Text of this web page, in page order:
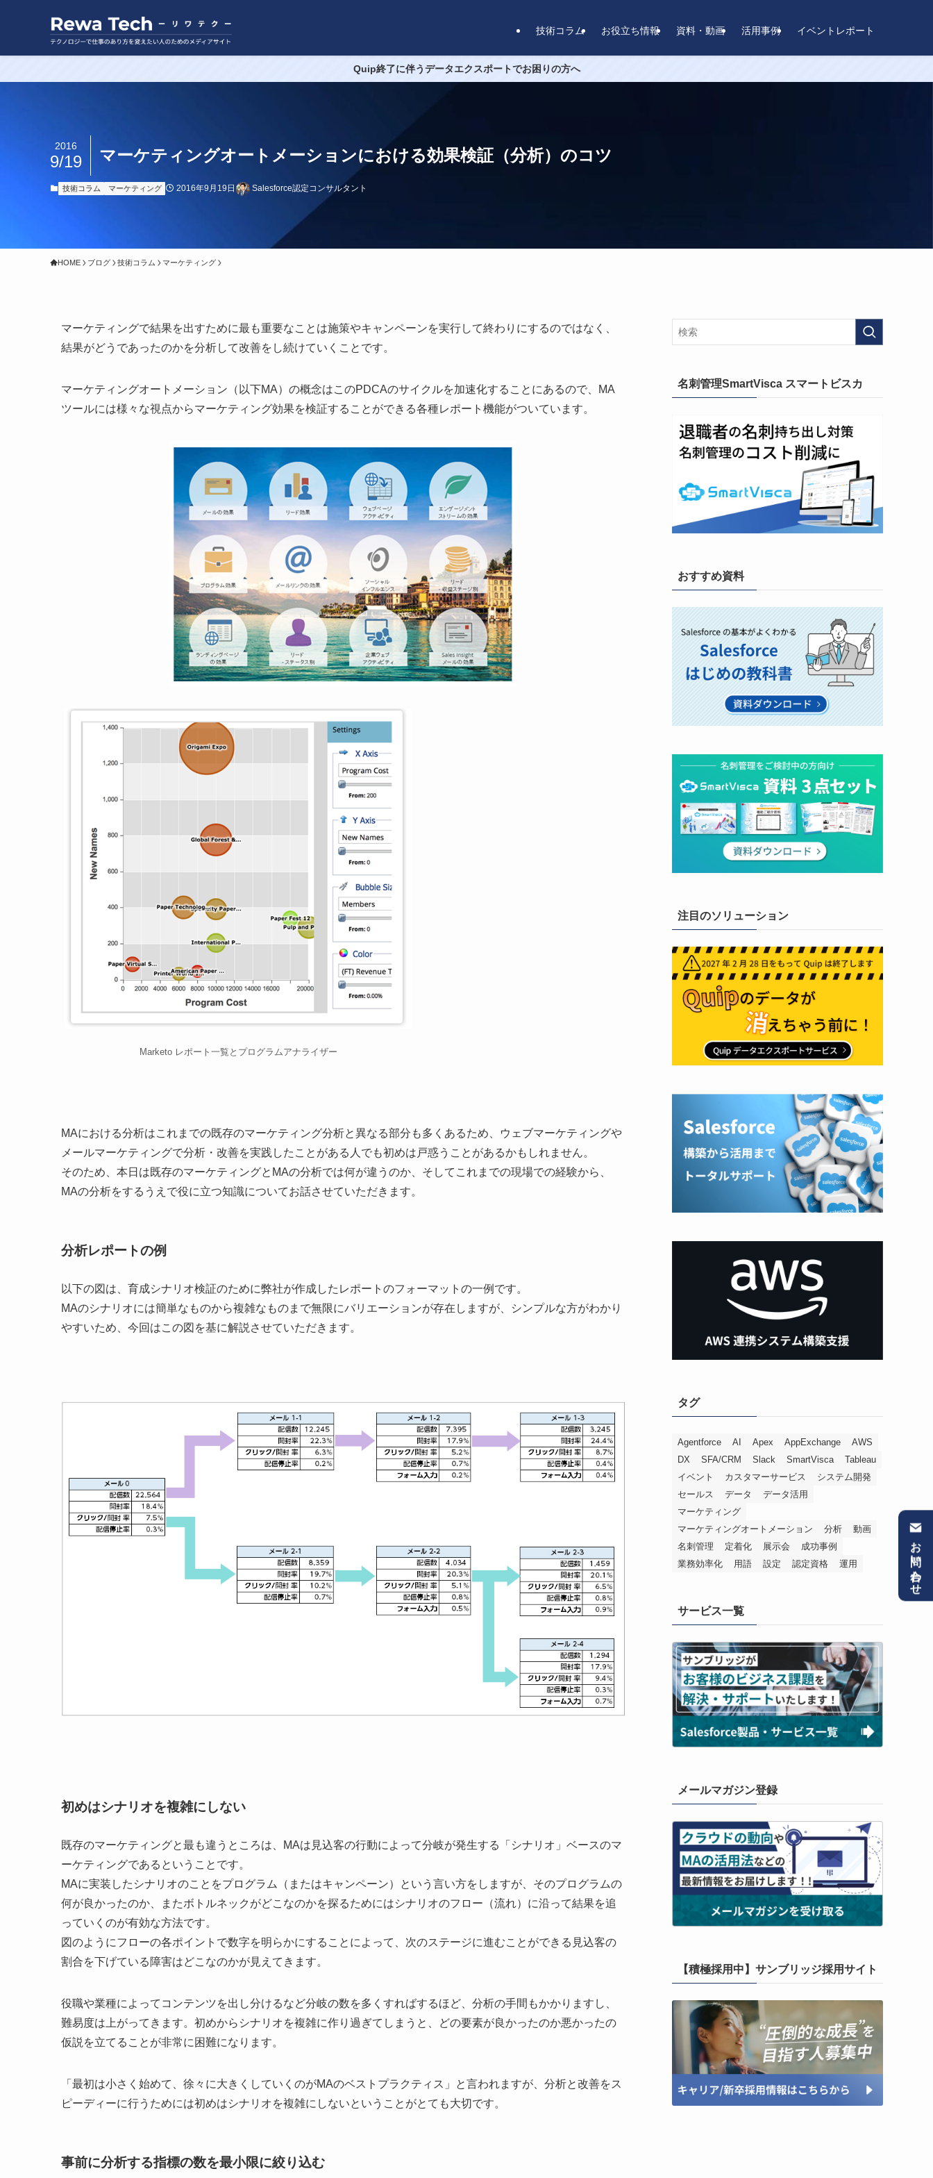
技術コラム お役立ち情報 資料・動画 活用事例 イベントレポート
Quip終了に伴うデータエクスポートでお困りの方へ
マーケティングオートメーションにおける効果検証（分析）のコツ
2016
9/19
技術コラム マーケティング 2016年9月19日 Salesforce認定コンサルタント
HOME ブログ 技術コラム マーケティング
マーケティングで結果を出すために最も重要なことは施策やキャンペーンを実行して終わりにするのではなく、
結果がどうであったのかを分析して改善をし続けていくことです。
マーケティングオートメーション（以下MA）の概念はこのPDCAのサイクルを加速化することにあるので、MA
ツールには様々な視点からマーケティング効果を検証することができる各種レポート機能がついています。
Marketo レポート一覧とプログラムアナライザー
MAにおける分析はこれまでの既存のマーケティング分析と異なる部分も多くあるため、ウェブマーケティングや
メールマーケティングで分析・改善を実践したことがある人でも初めは戸惑うことがあるかもしれません。
そのため、本日は既存のマーケティングとMAの分析では何が違うのか、そしてこれまでの現場での経験から、
MAの分析をするうえで役に立つ知識についてお話させていただきます。
分析レポートの例
以下の図は、育成シナリオ検証のために弊社が作成したレポートのフォーマットの一例です。
MAのシナリオには簡単なものから複雑なものまで無限にバリエーションが存在しますが、シンプルな方がわかり
やすいため、今回はこの図を基に解説させていただきます。
初めはシナリオを複雑にしない
既存のマーケティングと最も違うところは、MAは見込客の行動によって分岐が発生する「シナリオ」ベースのマ
ーケティングであるということです。
MAに実装したシナリオのことをプログラム（またはキャンペーン）という言い方をしますが、そのプログラムの
何が良かったのか、またボトルネックがどこなのかを探るためにはシナリオのフロー（流れ）に沿って結果を追
っていくのが有効な方法です。
図のようにフローの各ポイントで数字を明らかにすることによって、次のステージに進むことができる見込客の
割合を下げている障害はどこなのかが見えてきます。
役職や業種によってコンテンツを出し分けるなど分岐の数を多くすればするほど、分析の手間もかかりますし、
難易度は上がってきます。初めからシナリオを複雑に作り過ぎてしまうと、どの要素が良かったのか悪かったの
仮説を立てることが非常に困難になります。
「最初は小さく始めて、徐々に大きくしていくのがMAのベストプラクティス」と言われますが、分析と改善をス
ピーディーに行うためには初めはシナリオを複雑にしないということがとても大切です。
事前に分析する指標の数を最小限に絞り込む
名刺管理SmartVisca スマートビスカ
おすすめ資料
注目のソリューション
タグ
Agentforce AI Apex AppExchange
AWS
DX
SFA/CRM Slack SmartVisca
Tableau
イベント
カスタマーサービス
システム開発
セールス
データ
データ活用
マーケティング
マーケティングオートメーション
分析
動画
名刺管理
定着化 展示会
成功事例
業務効率化
用語 設定 認定資格 運用
サービス一覧
メールマガジン登録
【積極採用中】サンブリッジ採用サイト
お問い合わせ